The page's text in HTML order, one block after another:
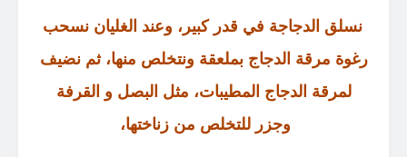
نسلق الدجاجة في قدر كبير، وعند الغليان نسحب
رغوة مرقة الدجاج بملعقة ونتخلص منها، ثم نضيف
لمرقة الدجاج المطيبات، مثل البصل و القرفة
وجزر للتخلص من زناختها،